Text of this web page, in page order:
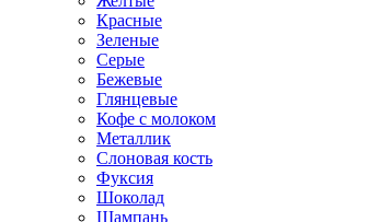
Красные
Зеленые
Серые
Бежевые
Глянцевые
Кофе с молоком
Металлик
Слоновая кость
Фуксия
Шоколад
Шампань